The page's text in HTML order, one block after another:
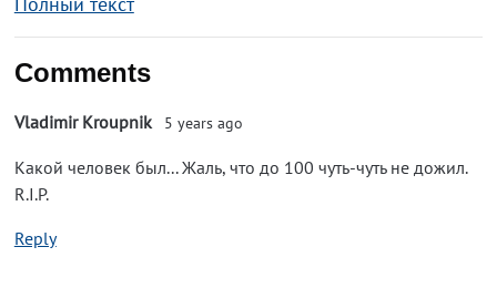
Comments
Vladimir Kroupnik 5 years ago
Какой человек был... Жаль, что до 100 чуть-чуть не дожил.
R.I.P.
Reply